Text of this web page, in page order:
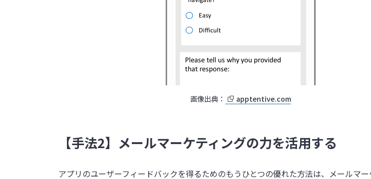
画像出典： apptentive.com
【手法2】メールマーケティングの力を活用する
アプリのユーザーフィードバックを得るためのもうひとつの優れた方法は、メールマー